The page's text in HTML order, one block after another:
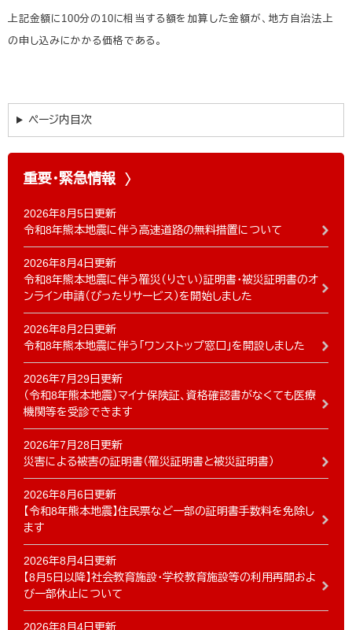
上記金額に100分の10に相当する額を加算した金額が、地方自治法上
の申し込みにかかる価格である。
ページ内目次
重要・緊急情報
2026年8月5日更新
令和8年熊本地震に伴う高速道路の無料措置について
2026年8月4日更新
令和8年熊本地震に伴う罹災（りさい）証明書・被災証明書のオ
ンライン申請（ぴったりサービス）を開始しました
2026年8月2日更新
令和8年熊本地震に伴う「ワンストップ窓口」を開設しました
2026年7月29日更新
（令和8年熊本地震）マイナ保険証、資格確認書がなくても医療
機関等を受診できます
2026年7月28日更新
災害による被害の証明書（罹災証明書と被災証明書）
2026年8月6日更新
【令和8年熊本地震】住民票など一部の証明書手数料を免除し
ます
2026年8月4日更新
【8月5日以降】社会教育施設・学校教育施設等の利用再開およ
び一部休止について
2026年8月4日更新